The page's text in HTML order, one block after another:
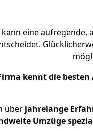
eine aufregende,
kennt die besten
über jahrelange
Umzüge